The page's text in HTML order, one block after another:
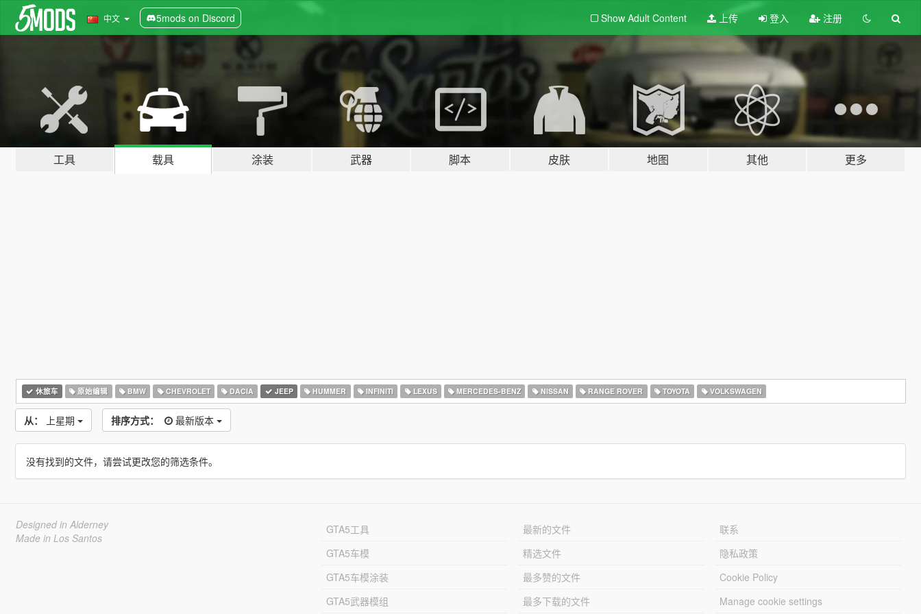
中文 5mods on Discord Show Adult Content 上传 登入 注册
工具 载具 涂装 武器 脚本 皮肤 地图 其他 更多
休旅车 原始编辑 BMW CHEVROLET DACIA JEEP HUMMER INFINITI LEXUS MERCEDES-BENZ NISSAN RANGE ROVER TOYOTA VOLKSWAGEN
从： 上星期 排序方式： 最新版本
没有找到的文件，请尝试更改您的筛选条件。
Designed in Alderney
Made in Los Santos
GTA5工具
GTA5车模
GTA5车模涂装
GTA5武器模组
最新的文件
精选文件
最多赞的文件
最多下载的文件
联系
隐私政策
Cookie Policy
Manage cookie settings